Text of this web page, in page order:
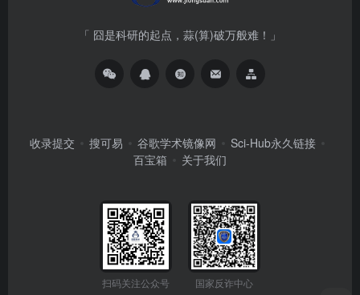
「 囧是科研的起点，蒜(算)破万般难！」
收录提交 搜可易 谷歌学术镜像网
Sci-Hub永久链接
百宝箱
关于我们
扫码关注公众号 国家反诈中心